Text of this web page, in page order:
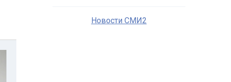
Новости СМИ2